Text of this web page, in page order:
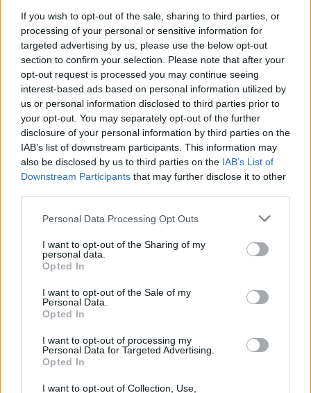
If you wish to opt-out of the sale, sharing to third parties, or
processing of your personal or sensitive information for
targeted advertising by us, please use the below opt-out
section to confirm your selection. Please note that after your
opt-out request is processed you may continue seeing
interest-based ads based on personal information utilized by
us or personal information disclosed to third parties prior to
your opt-out. You may separately opt-out of the further
disclosure of your personal information by third parties on the
IAB’s list of downstream participants. This information may
also be disclosed by us to third parties on the IAB’s List of
Downstream Participants that may further disclose it to other
Personal Data Processing Opt Outs
I want to opt-out of the Sharing of my
personal data.
Opted In
I want to opt-out of the Sale of my
Personal Data.
Opted In
I want to opt-out of processing my
Personal Data for Targeted Advertising.
Opted In
I want to opt-out of Collection, Use,
kétéves gyerek keze, a
tűzoltókra is szükség volt a
műtőben
Székely Sport
Aranyérmek sokaságával tért
haza Kőszegről a Godako
B. Máthé Zsuzsa: Az élet
epilepsziámmal
A rovat további cikkei